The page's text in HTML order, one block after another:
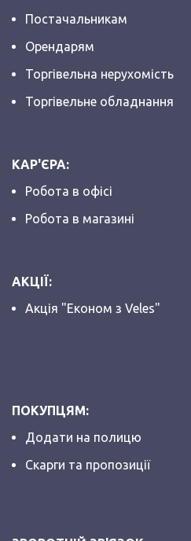
Постачальникам
Орендарям
Торгівельна нерухомість
Торгівельне обладнання
КАР'ЄРА:
Робота в офісі
Робота в магазині
АКЦІЇ:
Акція "Економ з Veles"
ПОКУПЦЯМ:
Додати на полицю
Скарги та пропозиції